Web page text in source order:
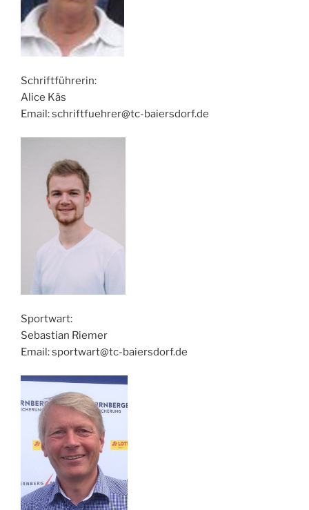
Schriftführerin:
Alice Käs
Email: schriftfuehrer@tc-baiersdorf.de
Sportwart:
Sebastian Riemer
Email: sportwart@tc-baiersdorf.de